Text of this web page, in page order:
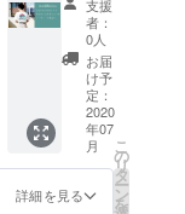
お送り
いたし
ます。
イラス
トは名
刺やア
イコ
ン、パ
ンフ
レット
降！】
ご支援
いただ
いた方
のIDも
しくは
名前を
記載し
て SNS
にて購
支援
者：
0人
お届
け予
定：
2020
年07
月
詳細を見る
こ
の
リ
タ
ー
ン
を